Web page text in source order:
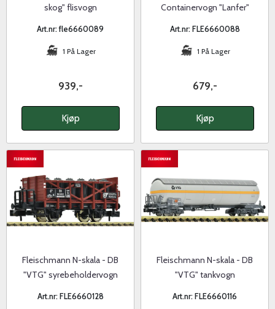
skog" flisvogn
Art.nr: fle6660089
1 På Lager
939,-
Kjøp
Containervogn "Lanfer"
Art.nr: FLE6660088
1 På Lager
679,-
Kjøp
Fleischmann N-skala - DB
"VTG" syrebeholdervogn
Art.nr: FLE6660128
Fleischmann N-skala - DB
"VTG" tankvogn
Art.nr: FLE6660116